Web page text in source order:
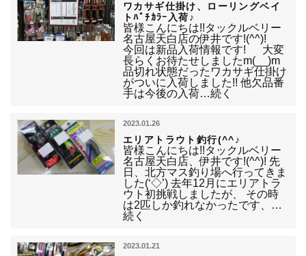
ワカサギ仕掛け、ローリングベイ
トﾊﾞﾁｶﾗｰ入荷♪
皆様こんにちは!!タックルベリー
名古屋天白店の伊井です!(^^)!
今回は新品入荷情報です! 大変
長らくお待たせしましたm(__)m
品切れ状態だったワカサギ仕掛け
がついに入荷しました!! 他欠品番
手は今後の入荷…続く
2023.01.26
エリアトラウト釣行(^^♪
皆様こんにちは!!タックルベリー
名古屋天白店、伊井です!(^^)! 先
日、北方マス釣り場へ行ってきま
した(‘◇’) 去年12月にエリアトラ
ウト初挑戦しましたが、 その時
は2匹しか釣れなかったです、…
続く
2023.01.21